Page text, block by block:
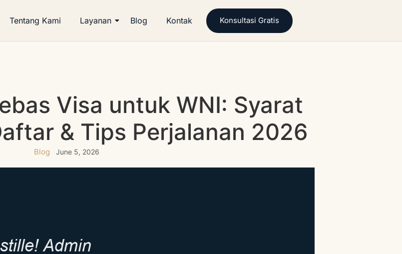
Tentang Kami Layanan Blog Kontak Konsultasi Gratis
Visa untuk WNI: Syarat
& Tips Perjalanan 2026
Blog June 5, 2026